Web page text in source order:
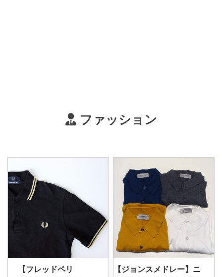
ファッション
【フレッドペリ
【ジョンスメドレー】ニ